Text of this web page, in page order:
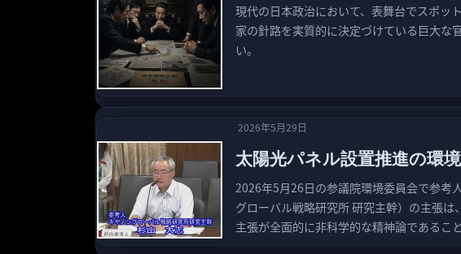
現代の日本政治において、表舞台でスポッ
家の針路を実質的に決定づけている巨大な
い。
2026年5月29日
太陽光パネル設置推進の環
2026年5月26日の参議院環境委員会で参考
グローバル戦略研究所 研究主幹）の主張
主張が全面的に非科学的な精神論であるこ